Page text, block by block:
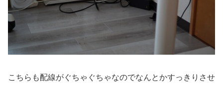
こちらも配線がぐちゃぐちゃなのでなんとかすっきりさせ